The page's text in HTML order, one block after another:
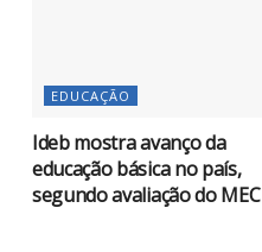
EDUCAÇÃO
Ideb mostra avanço da
educação básica no país,
segundo avaliação do MEC